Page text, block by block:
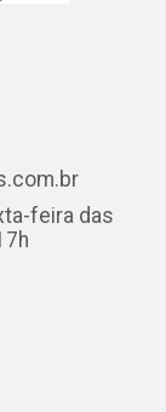
feira das